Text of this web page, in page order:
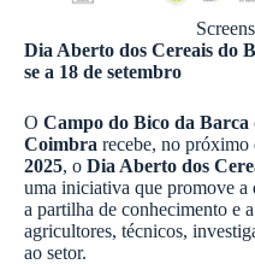
Dia Aberto dos Cereais do
se a 18 de setembro
O Campo do Bico da Barca
Coimbra recebe, no próximo
2025, o Dia Aberto dos
uma iniciativa que promove a
a partilha de conhecimento e
agricultores, técnicos,
ao setor.